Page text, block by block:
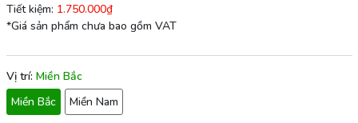
Tiết kiệm: 1.750.000₫
*Giá sản phẩm chưa bao gồm VAT
Vị trí: Miền Bắc
Miền Bắc
Miền Nam